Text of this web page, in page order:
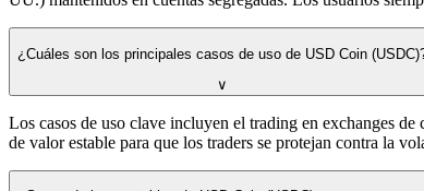
¿Cuáles son los principales casos de uso de USD Coin
∨
Los casos de uso clave incluyen el trading en exchanges
de valor estable para que los traders se protejan contra la